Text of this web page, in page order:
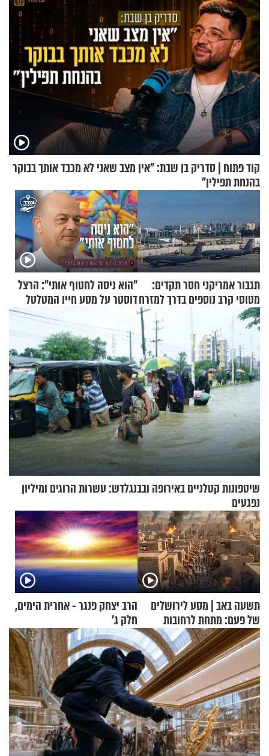
קוד פתוח | סדריק בן שבת: "אין מצב שאני לא מכבד אותך בבוקר
בהנחת תפילין"
תגבור אמריקני חסר תקדים:
מטוסי קרב נוספים בדרך למזרח
התיכון
"הוא ניסה לחטוף אותי": הרצל
דוסטר על מסע חייו המטלטל
שיטפונות קטלניים באירופה ובבנגלדש: עשרות הרוגים ומיליון
נפגעים
תשעה באב | מסע לירושלים
של פעם: מתחת לרחובות
ירושלים
הרב יצחק פנגר - אחרית הימים,
חלק ג’